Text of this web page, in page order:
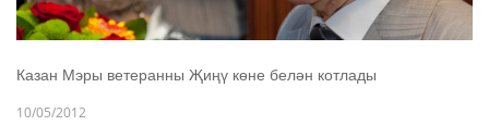
Казан Мэры ветеранны Җиңү көне белән котлады
10/05/2012